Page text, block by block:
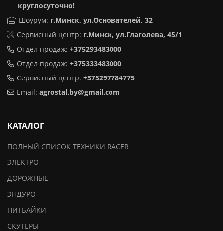
круглосуточно!
Шоурум: г.Минск, ул.Основателей, 32
Сервисный центр: г.Минск, ул.Глаголева, 45/1
Отдел продаж: +375293483000
Отдел продаж: +375333483000
Сервисный центр: +375297784775
Email: agrostal.by@gmail.com
КАТАЛОГ
ПОЛНЫЙ СПИСОК ТЕХНИКИ RACER
ЭЛЕКТРО
ДОРОЖНЫЕ
ЭНДУРО
ПИТБАЙКИ
СКУТЕРЫ